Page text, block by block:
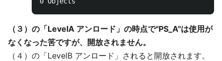
（３）の「LevelA アンロード」の時点で"PS_A"は使用が
なくなった筈ですが、開放されません。
（４）の「LevelB アンロード」されると開放されます。